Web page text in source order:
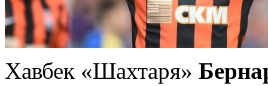
Хавбек «Шахтаря»